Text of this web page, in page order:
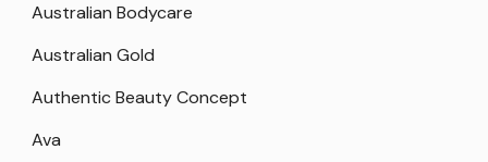
Australian Bodycare
Australian Gold
Authentic Beauty Concept
Ava